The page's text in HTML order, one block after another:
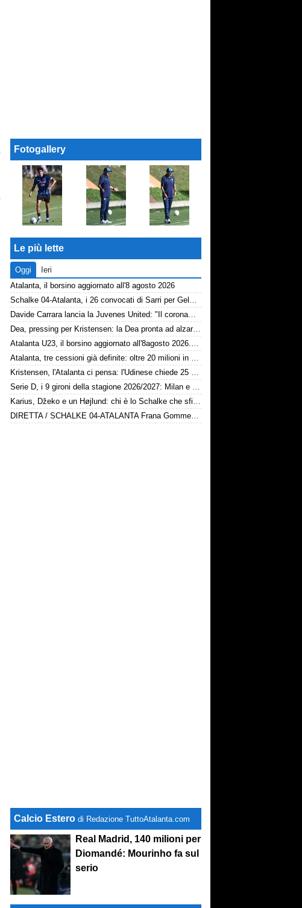
Fotogallery
Le più lette
Oggi
Ieri
Atalanta, il borsino aggiornato all'8 agosto 2026
Schalke 04-Atalanta, i 26 convocati di Sarri per Gelsenkirchen
Davide Carrara lancia la Juvenes United: "Il coronamento di un progetto, nove ragazzi del 2007 in prima squadra"
Dea, pressing per Kristensen: la Dea pronta ad alzare l'offerta all'Udinese
Atalanta U23, il borsino aggiornato all'8agosto 2026. Cantiere aperto per Beati
Atalanta, tre cessioni già definite: oltre 20 milioni in arrivo. Ora il focus è su Diao
Kristensen, l'Atalanta ci pensa: l'Udinese chiede 25 milioni
Serie D, i 9 gironi della stagione 2026/2027: Milan e Chievo nel B, le bergamasche...
Karius, Džeko e un Højlund: chi è lo Schalke che sfida la Dea
DIRETTA / SCHALKE 04-ATALANTA Frana Gomme Madone, calcio d'inizio ore 17
Calcio Estero di Redazione TuttoAtalanta.com
Real Madrid, 140 milioni per
Diomandé: Mourinho fa sul
serio